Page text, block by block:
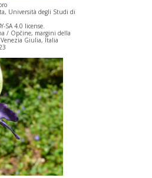
Università degli Studi di
SA 4.0 license.
/ Opčine, margini della
Giulia, Italia